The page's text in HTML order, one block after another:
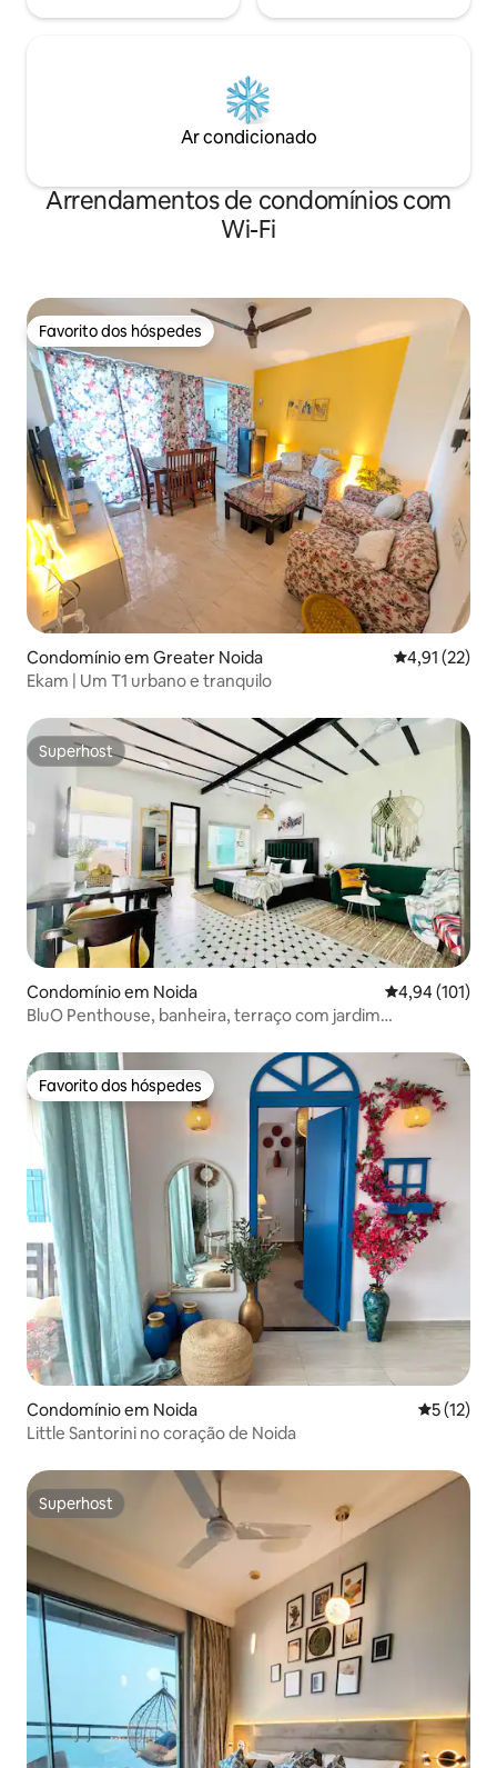
Ar condicionado
Arrendamentos de condomínios com
Wi-Fi
Favorito dos hóspedes
Favorito dos hóspedes
Condomínio em Greater Noida Classificação
4,91 (22)
Ekam | Um T1 urbano e tranquilo
Superhost
Superhost
Condomínio em Noida Classificação
4,94 (101)
BluO Penthouse, banheira, terraço com jardim
Favorito dos hóspedes
Favorito dos hóspedes
Condomínio em Noida
5 (12)
Little Santorini no coração de Noida
Superhost
Superhost